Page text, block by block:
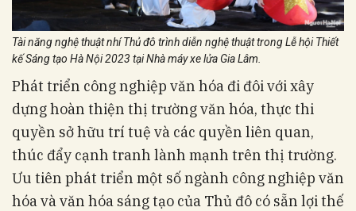
Tài năng nghệ thuật nhí Thủ đô trình diễn nghệ thuật trong Lễ hội Thiết
kế Sáng tạo Hà Nội 2023 tại Nhà máy xe lửa Gia Lâm.
Phát triển công nghiệp văn hóa đi đôi với xây
dựng hoàn thiện thị trường văn hóa, thực thi
quyền sở hữu trí tuệ và các quyền liên quan,
thúc đẩy cạnh tranh lành mạnh trên thị trường.
Ưu tiên phát triển một số ngành công nghiệp văn
hóa và văn hóa sáng tạo của Thủ đô có sẵn lợi thế